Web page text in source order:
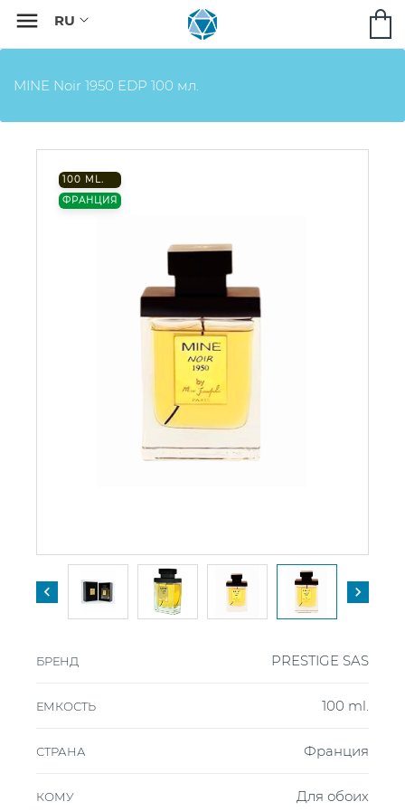

MINE Noir 1950 EDP 100 мл.
100 ML.
ФРАНЦИЯ
 
БРЕНД PRESTIGE SAS
ЕМКОСТЬ 100 ml.
СТРАНА Франция
КОМУ Для обоих